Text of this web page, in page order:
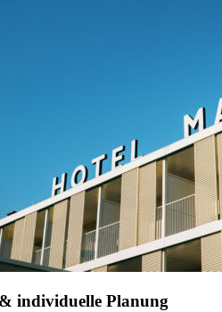
individuelle Planung